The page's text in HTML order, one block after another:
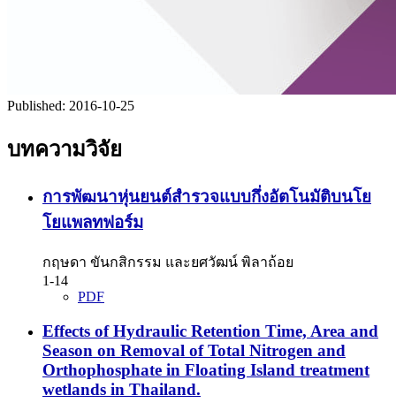
Published: 2016-10-25
บทความวิจัย
การพัฒนาหุ่นยนต์สำรวจแบบกึ่งอัตโนมัติบนโย
โยแพลทฟอร์ม
กฤษดา ขันกสิกรรม และยศวัฒน์ พิลาถ้อย
1-14
PDF
Effects of Hydraulic Retention Time, Area and
Season on Removal of Total Nitrogen and
Orthophosphate in Floating Island treatment
wetlands in Thailand.